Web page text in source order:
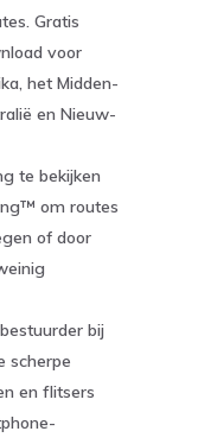
Gratis
voor
het Midden-
en Nieuw-
te bekijken
om routes
of door
bij
scherpe
en flitsers